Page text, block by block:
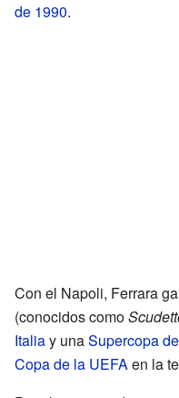
de 1990.
Con el Napoli, Ferrara
(conocidos como
Italiay unaSupercopa
Copa de la UEFAen la